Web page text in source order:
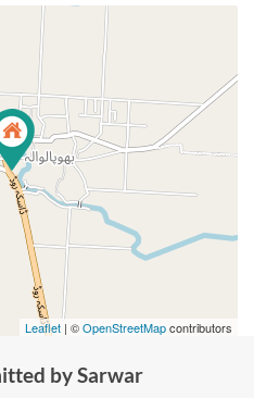
Leaflet | ©OpenStreetMapcontributors
by Sarwar